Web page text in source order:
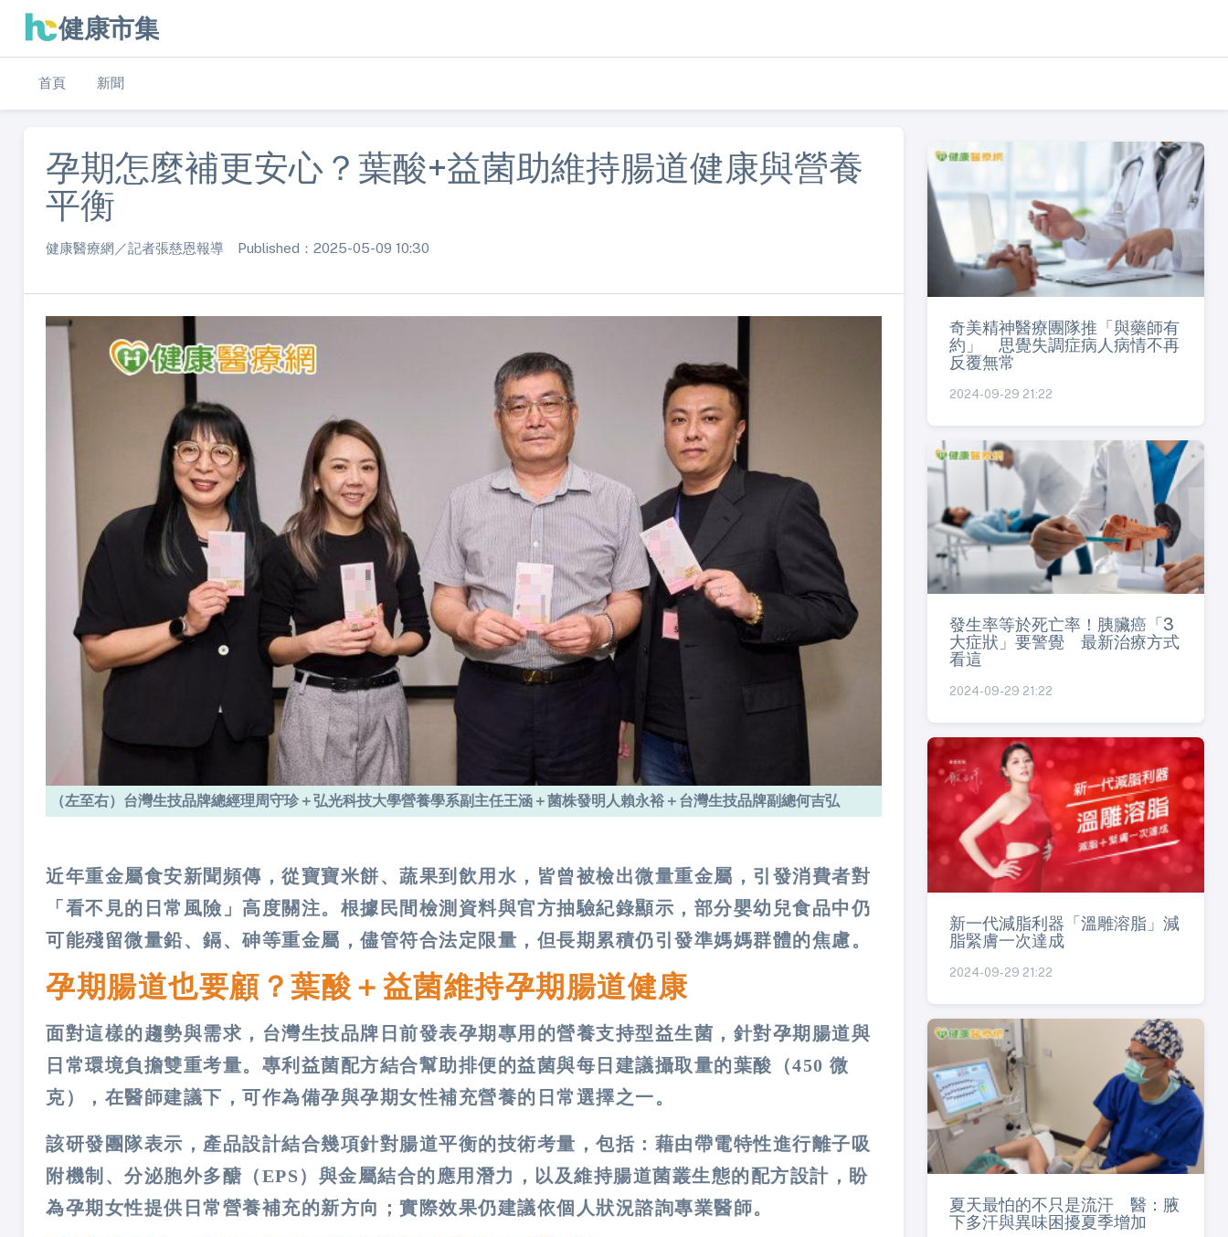
健康市集
首頁 新聞
孕期怎麼補更安心？葉酸+益菌助維持腸道健康與營養
平衡
健康醫療網／記者張慈恩報導 Published：2025-05-09 10:30
（左至右）台灣生技品牌總經理周守珍＋弘光科技大學營養學系副主任王涵＋菌株發明人賴永裕＋台灣生技品牌副總何吉弘
近年重金屬食安新聞頻傳，從寶寶米餅、蔬果到飲用水，皆曾被檢出微量重金屬，引發消費者對
「看不見的日常風險」高度關注。根據民間檢測資料與官方抽驗紀錄顯示，部分嬰幼兒食品中仍
可能殘留微量鉛、鎘、砷等重金屬，儘管符合法定限量，但長期累積仍引發準媽媽群體的焦慮。
孕期腸道也要顧？葉酸＋益菌維持孕期腸道健康
面對這樣的趨勢與需求，台灣生技品牌日前發表孕期專用的營養支持型益生菌，針對孕期腸道與
日常環境負擔雙重考量。專利益菌配方結合幫助排便的益菌與每日建議攝取量的葉酸（450 微
克），在醫師建議下，可作為備孕與孕期女性補充營養的日常選擇之一。
該研發團隊表示，產品設計結合幾項針對腸道平衡的技術考量，包括：藉由帶電特性進行離子吸
附機制、分泌胞外多醣（EPS）與金屬結合的應用潛力，以及維持腸道菌叢生態的配方設計，盼
為孕期女性提供日常營養補充的新方向；實際效果仍建議依個人狀況諮詢專業醫師。
奇美精神醫療團隊推「與藥師有
約」 思覺失調症病人病情不再
反覆無常
2024-09-29 21:22
發生率等於死亡率！胰臟癌「3
大症狀」要警覺 最新治療方式
看這
2024-09-29 21:22
新一代減脂利器「溫雕溶脂」減
脂緊膚一次達成
2024-09-29 21:22
夏天最怕的不只是流汗 醫：腋
下多汗與異味困擾夏季增加